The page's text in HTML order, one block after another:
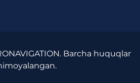
Barcha huquqlar